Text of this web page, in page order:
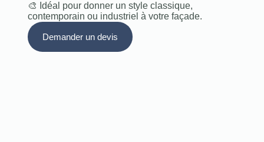
🎨 Idéal pour donner un style classique,
contemporain ou industriel à votre façade.
Demander un devis